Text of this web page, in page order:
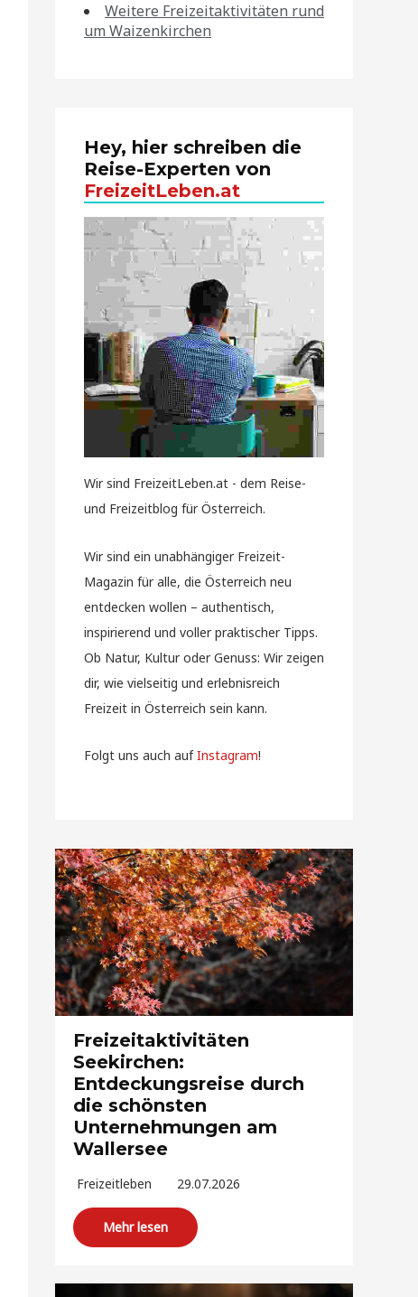
Weitere Freizeitaktivitäten rund
um Waizenkirchen
Hey, hier schreiben die
Reise-Experten von
FreizeitLeben.at
Wir sind FreizeitLeben.at - dem Reise-
und Freizeitblog für Österreich.
Wir sind ein unabhängiger Freizeit-
Magazin für alle, die Österreich neu
entdecken wollen – authentisch,
inspirierend und voller praktischer Tipps.
Ob Natur, Kultur oder Genuss: Wir zeigen
dir, wie vielseitig und erlebnisreich
Freizeit in Österreich sein kann.
Folgt uns auch aufInstagram!
Freizeitaktivitäten
Seekirchen:
Entdeckungsreise durch
die schönsten
Unternehmungen am
Wallersee
Freizeitleben 29.07.2026
Mehr lesen